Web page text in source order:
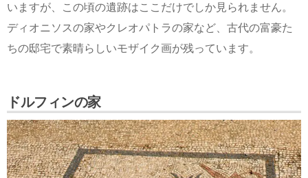
いますが、この頃の遺跡はここだけでしか見られません。
ディオニソスの家やクレオパトラの家など、古代の富豪た
ちの邸宅で素晴らしいモザイク画が残っています。
ドルフィンの家